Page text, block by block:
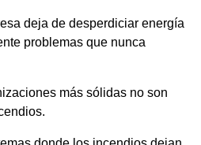
deja de desperdiciar energía
problemas que nunca
más sólidas no son